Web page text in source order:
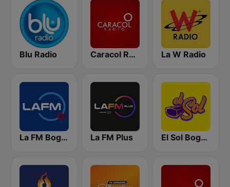
Blu Radio Caracol Radio La W Radio
La FM Bogotá La FM Plus El Sol Bogotá